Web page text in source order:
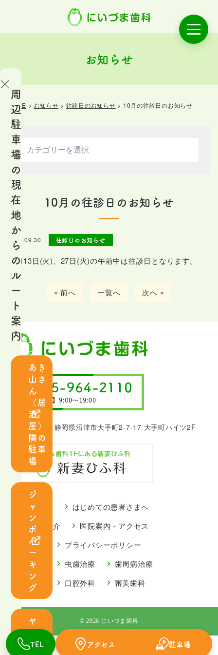
歯
治
歯
周
病
治
療
TEL アクセス 駐車場
周
辺
駐
車
場
の
現
在
地
か
ら
の
ル
ー
ト
案
内
あき
山さ
ん
（居
酒
屋）
隣の
駐車
場
ジ
ャ
ン
ボ
パ
ー
キ
ン
グ
ヤ
マ
サ
お知らせ
HOME > お知らせ > 往診日のお知らせ > 10月の往診日のお知らせ
10月の往診日のお知らせ
2020.09.30 往診日のお知らせ
10月13日(火)、27日(火)の午前中は往診日となります。
« 前へ 一覧へ 次へ »
〒410-0801 静岡県沼津市大手町2-7-17 大手町ハイツ2F
ごあいさつ
はじめての患者さまへ
スタッフ紹介
医院案内・アクセス
お知らせ
プライバシーポリシー
診療案内
虫歯治療
歯周病治療
小児歯科
口腔外科 審美歯科
© 2026 にいづま歯科